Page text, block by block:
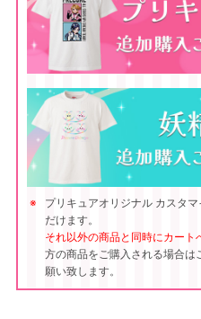
プリキュアオリジナル カスタ
だけます。
それ以外の商品と同時にカート
方の商品をご購入される場合は
願い致します。